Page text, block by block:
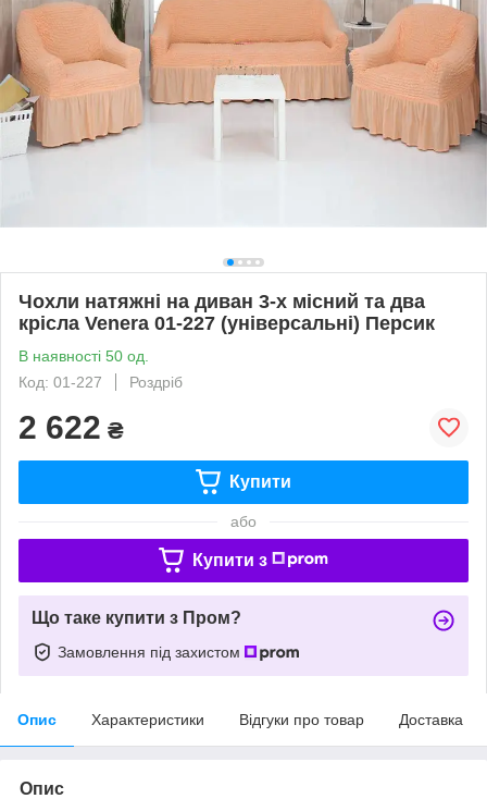
Чохли натяжні на диван 3-х місний та два
крісла Venera 01-227 (універсальні) Персик
В наявності 50 од.
Код: 01-227
Роздріб
2 622 ₴
Купити
або
Купити з
Що таке купити з Пром?
Замовлення під захистом
Опис Характеристики Відгуки про товар Доставка
Опис